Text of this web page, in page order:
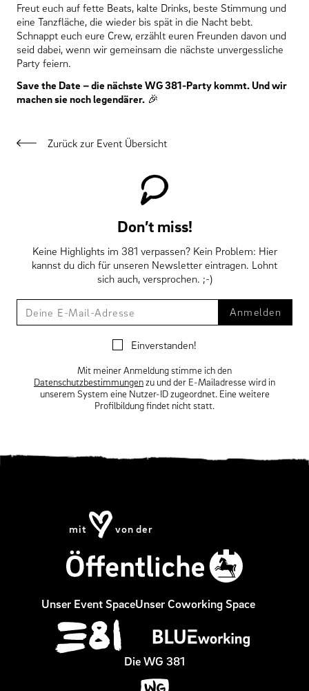
Freut euch auf fette Beats, kalte Drinks, beste Stimmung und
eine Tanzfläche, die wieder bis spät in die Nacht bebt.
Schnappt euch eure Crew, erzählt euren Freunden davon und
seid dabei, wenn wir gemeinsam die nächste unvergessliche
Party feiern.
Save the Date – die nächste WG 381-Party kommt. Und wir
machen sie noch legendärer. 🎉
Zurück zur Event Übersicht
Don’t miss!
Keine Highlights im 381 verpassen? Kein Problem: Hier
kannst du dich für unseren Newsletter eintragen. Lohnt
sich auch, versprochen. ;-)
Adresse
Anmelden
Einverstanden!
Mit meiner Anmeldung stimme ich den
Datenschutzbestimmungenzu und der E-Mailadresse wird in
unserem System eine Nutzer-ID zugeordnet. Eine weitere
Profilbildung findet nicht statt.
mit von der
Navigation
Unser Event SpaceUnser Coworking Space
Die WG 381